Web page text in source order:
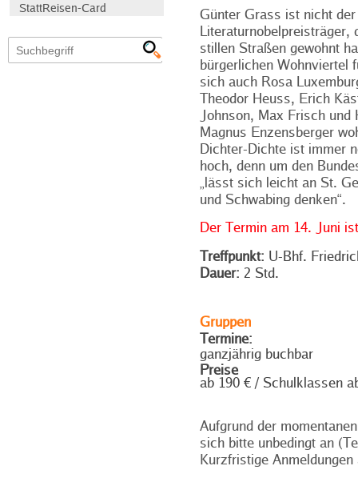
StattReisen-Card
Günter Grass ist nicht
Literaturnobelpreisträger,
stillen Straßen gewohnt
bürgerlichen Wohnviertel
sich auch Rosa
Theodor Heuss, Erich
Johnson, Max Frisch und
Magnus Enzensberger
Dichter-Dichte ist immer
hoch, denn um den
„lässt sich leicht an St.
und Schwabing denken“.
Der Termin am 14. Juni
Treffpunkt: U-Bhf.
Dauer: 2 Std.
Gruppen
Termine:
ganzjährig buchbar
Preise
ab 190 € / Schulklassen
Aufgrund der
sich bitte unbedingt an
Kurzfristige